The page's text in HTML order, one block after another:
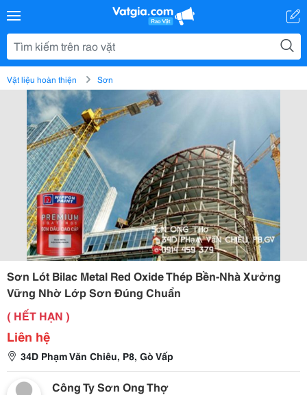
Vật liệu hoàn thiện Sơn
Sơn Lót Bilac Metal Red Oxide Thép Bền-Nhà Xưởng
Vững Nhờ Lớp Sơn Đúng Chuẩn
( HẾT HẠN )
Liên hệ
34D Phạm Văn Chiêu, P8, Gò Vấp
Công Ty Sơn Ong Thợ